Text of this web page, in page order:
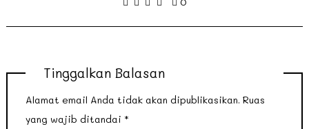
Tinggalkan Balasan
Alamat email Anda tidak akan dipublikasikan. Ruas
yang wajib ditandai *